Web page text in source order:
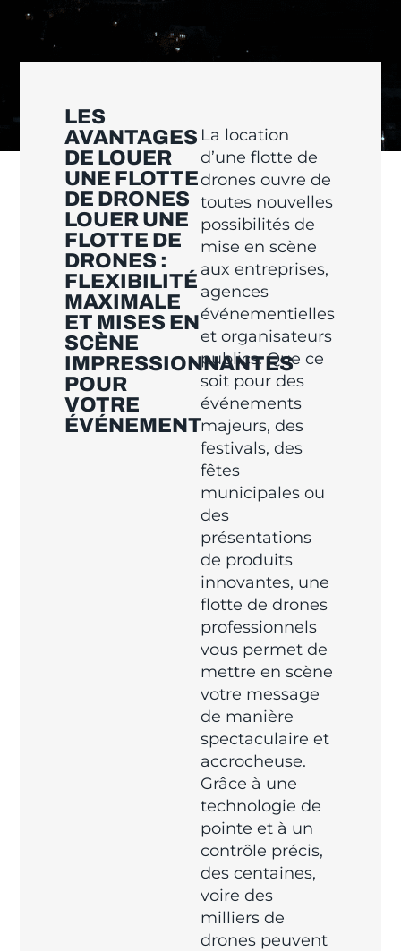
LES
AVANTAGES
DE LOUER
UNE FLOTTE
DE DRONES
LOUER UNE
FLOTTE DE
DRONES :
FLEXIBILITÉ
MAXIMALE
ET MISES EN
SCÈNE
IMPRESSIONNANTES
POUR
VOTRE
ÉVÉNEMENT
La location
d’une flotte de
drones ouvre de
toutes nouvelles
possibilités de
mise en scène
aux entreprises,
agences
événementielles
et organisateurs
publics. Que ce
soit pour des
événements
majeurs, des
festivals, des
fêtes
municipales ou
des
présentations
de produits
innovantes, une
flotte de drones
professionnels
vous permet de
mettre en scène
votre message
de manière
spectaculaire et
accrocheuse.
Grâce à une
technologie de
pointe et à un
contrôle précis,
des centaines,
voire des
milliers de
drones peuvent